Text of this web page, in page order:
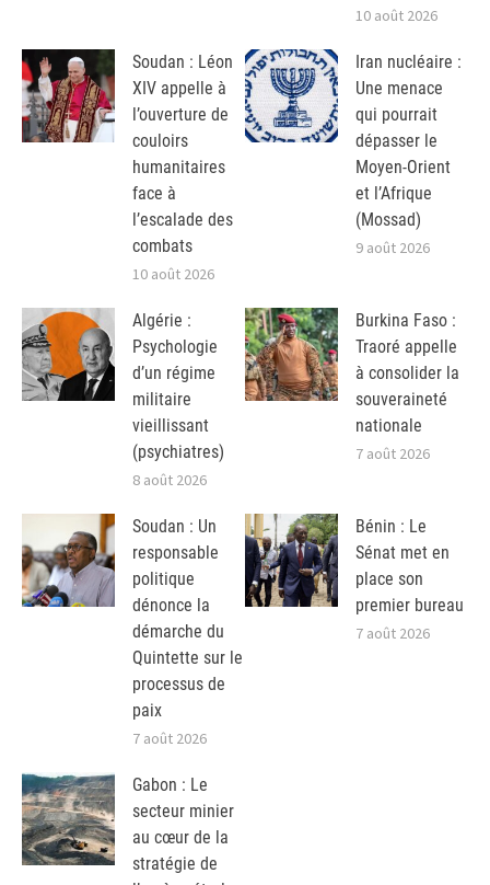
10 août 2026
Soudan : Léon
XIV appelle à
l’ouverture de
couloirs
humanitaires
face à
l’escalade des
combats
10 août 2026
Iran nucléaire :
Une menace
qui pourrait
dépasser le
Moyen-Orient
et l’Afrique
(Mossad)
9 août 2026
Algérie :
Psychologie
d’un régime
militaire
vieillissant
(psychiatres)
8 août 2026
Burkina Faso :
Traoré appelle
à consolider la
souveraineté
nationale
7 août 2026
Soudan : Un
responsable
politique
dénonce la
démarche du
Quintette sur le
processus de
paix
7 août 2026
Bénin : Le
Sénat met en
place son
premier bureau
7 août 2026
Gabon : Le
secteur minier
au cœur de la
stratégie de